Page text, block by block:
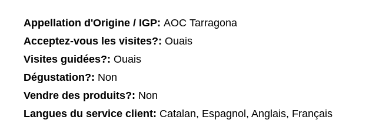
Appellation d'Origine / IGP: AOC Tarragona
Acceptez-vous les visites?: Ouais
Visites guidées?: Ouais
Dégustation?: Non
Vendre des produits?: Non
Langues du service client: Catalan, Espagnol, Anglais, Français